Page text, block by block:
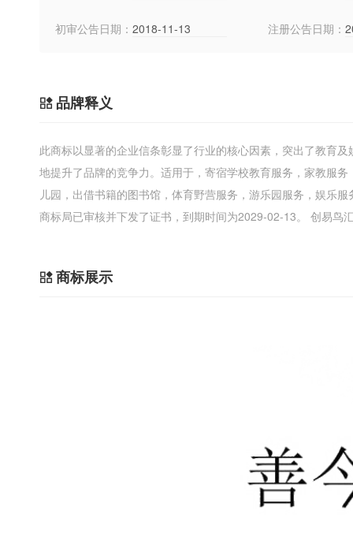
初审公告日期： 2018-11-13 注册公告日期：
品牌释义
此商标以显著的企业信条彰显了行业的核心因素，突出了教育
地提升了品牌的竞争力。适用于，寄宿学校教育服务，家教服
儿园，出借书籍的图书馆，体育野营服务，游乐园服务，娱乐
商标局已审核并下发了证书，到期时间为2029-02-13。 创易鸟
商标展示